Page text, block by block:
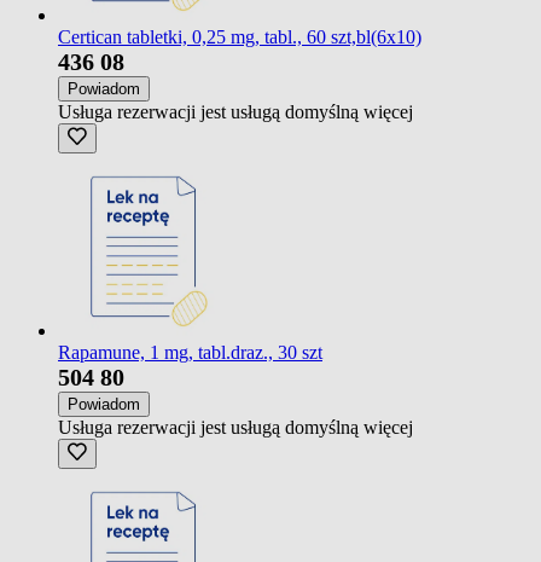
Certican tabletki, 0,25 mg, tabl., 60 szt,bl(6x10)
436 08
Powiadom
Usługa rezerwacji jest usługą domyślną więcej
Rapamune, 1 mg, tabl.draz., 30 szt
504 80
Powiadom
Usługa rezerwacji jest usługą domyślną więcej